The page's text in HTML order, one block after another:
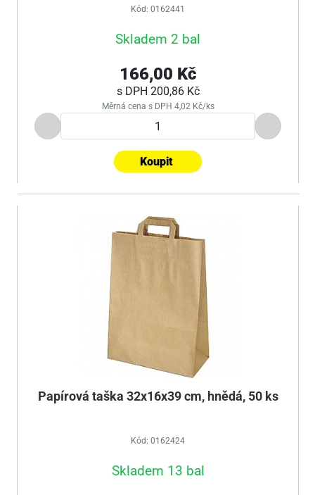
Kód: 0162441
Skladem 2 bal
166,00 Kč
s DPH 200,86 Kč
Měrná cena s DPH 4,02 Kč/ks
Koupit
Papírová taška 32x16x39 cm, hnědá, 50 ks
Kód: 0162424
Skladem 13 bal